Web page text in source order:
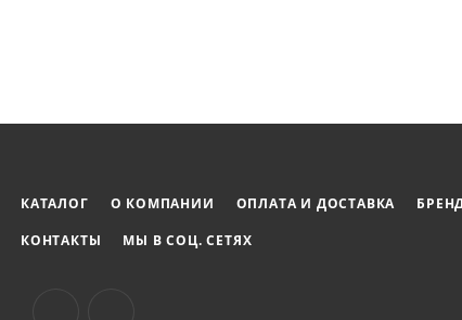
КАТАЛОГ О КОМПАНИИ ОПЛАТА И ДОСТАВКА
КОНТАКТЫ
МЫ В СОЦ. СЕТЯХ